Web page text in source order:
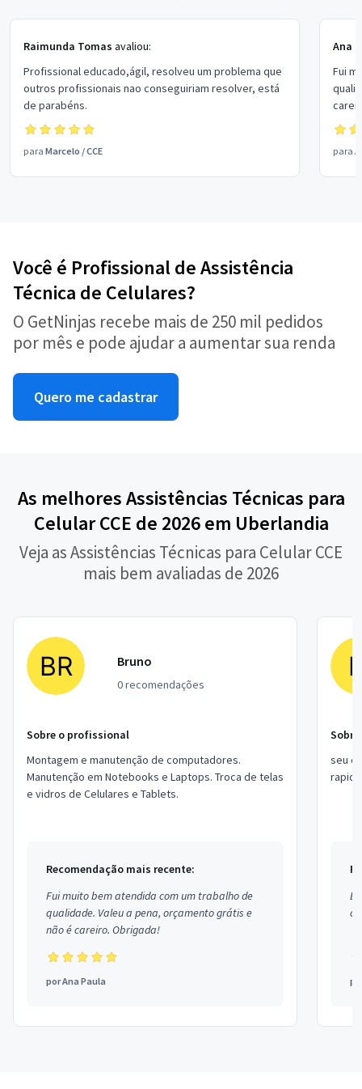
Raimunda Tomas avaliou:
Profissional educado,ágil, resolveu um problema que
outros profissionais nao conseguiriam resolver, está
de parabéns.
para Marcelo /CCE
Ana
Fui
para
Você é Profissional de Assistência
Técnica de Celulares?
O GetNinjas recebe mais de 250 mil pedidos
por mês e pode ajudar a aumentar sua renda
Quero me cadastrar
As melhores Assistências Técnicas para
Celular CCE de 2026 em Uberlandia
Veja as Assistências Técnicas para Celular CCE
mais bem avaliadas de 2026
Bruno
0 recomendações
Sobre o profissional
Montagem e manutenção de computadores.
Manutenção em Notebooks e Laptops. Troca de telas
e vidros de Celulares e Tablets.
Recomendação mais recente:
Fui muito bem atendida com um trabalho de
qualidade. Valeu a pena, orçamento grátis e
não é careiro. Obrigada!
porAna Paula
seu celular esta